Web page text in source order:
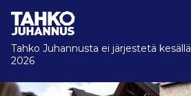
Tahko Juhannusta ei järjestetä kesällä
2026